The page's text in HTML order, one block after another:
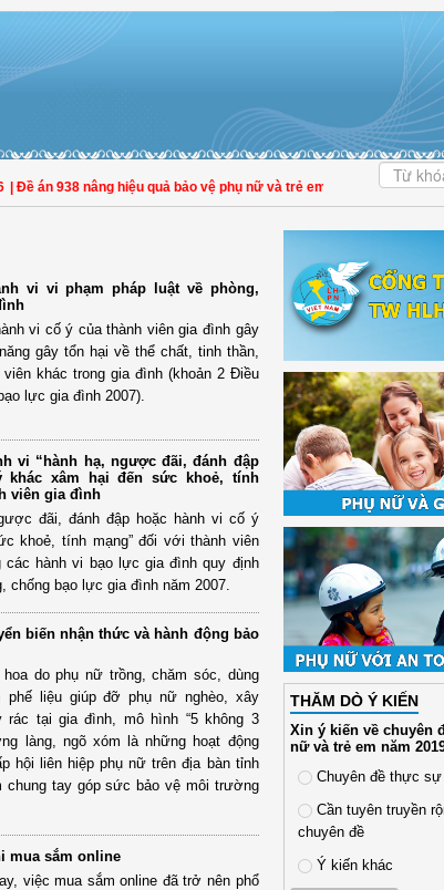
938 nâng hiệu quả bảo vệ phụ nữ và trẻ em trong thời đại số | Đại
vi vi phạm pháp luật về phòng,
vi cố ý của thành viên gia đình gây
gây tổn hại về thể chất, tinh thần,
khác trong gia đình (khoản 2 Điều
lực gia đình 2007).
vi “hành hạ, ngược đãi, đánh đập
khác xâm hại đến sức khoẻ, tính
viên gia đình
đãi, đánh đập hoặc hành vi cố ý
khoẻ, tính mạng” đối với thành viên
các hành vi bạo lực gia đình quy định
chống bạo lực gia đình năm 2007.
biến nhận thức và hành động bảo
do phụ nữ trồng, chăm sóc, dùng
phế liệu giúp đỡ phụ nữ nghèo, xây
tại gia đình, mô hình “5 không 3
làng, ngõ xóm là những hoạt động
hội liên hiệp phụ nữ trên địa bàn tỉnh
chung tay góp sức bảo vệ môi trường
mua sắm online
việc mua sắm online đã trở nên phổ
THĂM DÒ Ý KIẾN
Xin ý kiến về chuyên
nữ và trẻ em năm
Chuyên đề thực sự
Cần tuyên truyền
chuyên đề
Ý kiến khác